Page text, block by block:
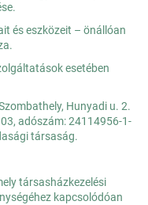
és eszközeit – önállóan
esetében
Hunyadi u. 2.
adószám: 24114956-1-
társaság.
társasházkezelési
kapcsolódóan